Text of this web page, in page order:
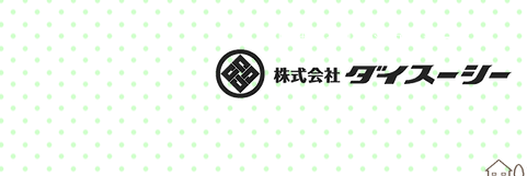
リサイクル資源回収サービス